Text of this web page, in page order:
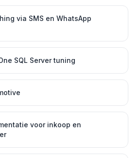
via SMS en WhatsApp
SQL Server tuning
voor inkoop en